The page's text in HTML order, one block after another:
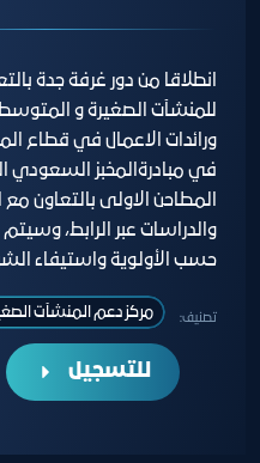
انطلاقا من دور غرفة جدة
للمنشآت الصغيرة و
ورائدات الاعمال في قطاع
في مبادرةالمخبز السعودي
المطاحن الاولى بالتعاون
والدراسات عبر الرابط،
حسب الأولوية واستيفاء
تصنيف: مركز دعم المنشآت
للتسجيل